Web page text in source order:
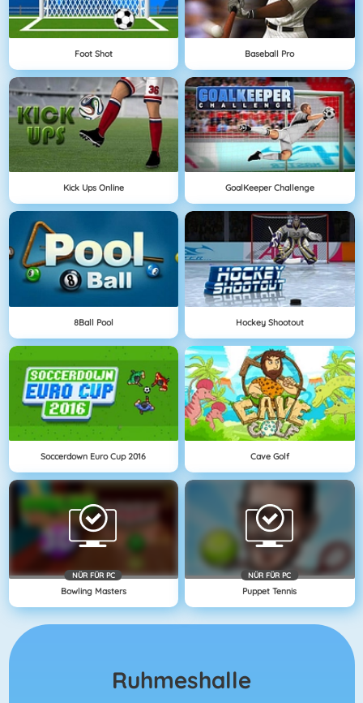
Foot Shot Baseball Pro
Kick Ups Online GoalKeeper Challenge
8Ball Pool Hockey Shootout
Soccerdown Euro Cup 2016 Cave Golf
NÜR FÜR PC
Bowling Masters
NÜR FÜR PC
Puppet Tennis
Ruhmeshalle